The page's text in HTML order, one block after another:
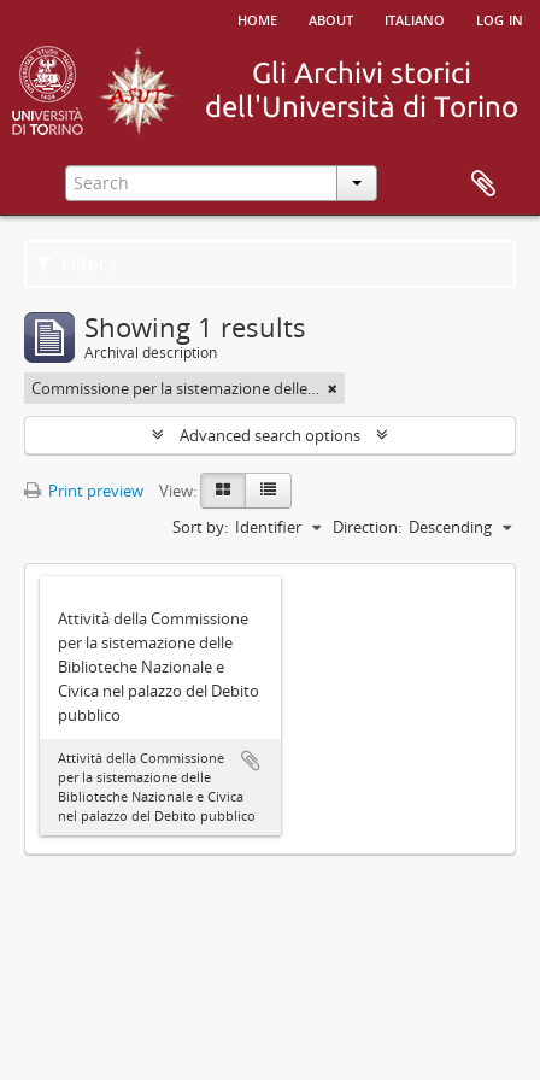
home about italiano log in
Showing 1 results
Archival description
Commissione per la sistemazione delle Biblioteche Nazionale e Civica di Torino nel palazzo del Debito pubblico
Advanced search options
Print preview
View:
Sort by: Identifier Direction: Descending
Attività della Commissione
per la sistemazione delle
Biblioteche Nazionale e
Civica nel palazzo del Debito
pubblico
Attività della Commissione
per la sistemazione delle
Biblioteche Nazionale e Civica
nel palazzo del Debito pubblico